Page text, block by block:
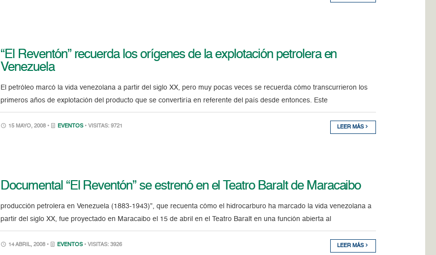
“El Reventón” recuerda los orígenes de la explotación petrolera en
Venezuela
El petróleo marcó la vida venezolana a partir del siglo XX, pero muy pocas veces se recuerda cómo transcurrieron los
primeros años de explotación del producto que se convertiría en referente del país desde entonces. Este
15 MAYO, 2008 • EVENTOS • VISITAS: 9721 LEER MÁS
Documental “El Reventón” se estrenó en el Teatro Baralt de Maracaibo
producción petrolera en Venezuela (1883-1943)”, que recuenta cómo el hidrocarburo ha marcado la vida venezolana a
partir del siglo XX, fue proyectado en Maracaibo el 15 de abril en el Teatro Baralt en una función abierta al
14 ABRIL, 2008 • EVENTOS • VISITAS: 3926 LEER MÁS